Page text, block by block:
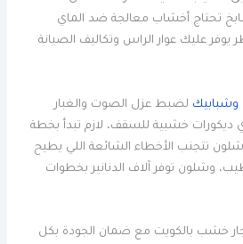
تحتاج أخشاب معالجة ضد الماي
يوفر عليك عوار الراس وتكاليف الصيانة
وشبابيك لضبط عزل الصوت والغبار
ديكورات خشبية للسقف، لازم تبدأ بخطة
تتجنب الأخطاء الشائعة اللي يطيح
وشلون توفر آلاف الدنانير بخطوات
خشب بالكويت مع ضمان الجودة بكل